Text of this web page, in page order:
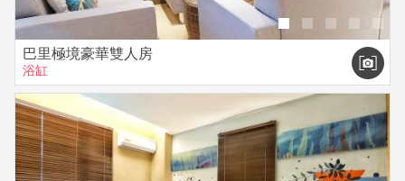
巴里極境豪華雙人房
浴缸